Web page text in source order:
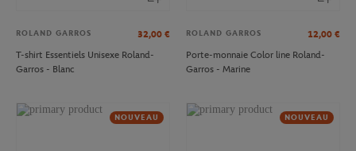
ROLAND GARROS 32,00 €
T-shirt Essentiels Unisexe Roland-
Garros - Blanc
ROLAND GARROS 12,00 €
Porte-monnaie Color line Roland-
Garros - Marine
NOUVEAU NOUVEAU